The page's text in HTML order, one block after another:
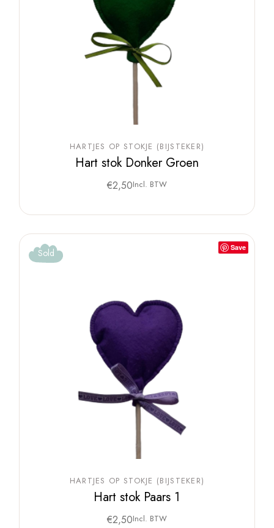
HARTJES OP STOKJE (BIJSTEKER)
Hart stok Donker Groen
€2,50Incl. BTW
Save
Sold
HARTJES OP STOKJE (BIJSTEKER)
Hart stok Paars 1
€2,50Incl. BTW